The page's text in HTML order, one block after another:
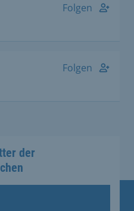
Folgen
Folgen
der